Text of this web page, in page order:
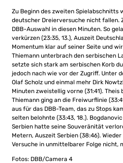
Zu Beginn des zweiten Spielabschnitts
deutscher Dreierversuche nicht fallen.
DBB-Auswahl in diesen Minuten. So
verkürzen (23:35, 13.), Auszeit
Momentum klar auf seiner Seite und
Thiemann unterbrach den serbischen
setzte sich stark am serbischen Korb
jedoch nach wie vor der Zugriff. Unter
Olaf Scholz und einmal mehr Dirk
Minuten zweistellig vorne (31:41).
Thiemann ging an die Freiwurflinie
aus für das DBB-Team, das zu Stops
selten belohnte (33:43, 18.).
Serbien hatte seine Souveränität
Metern, Auszeit Serbien (38:46).
Versuche in unmittelbarer Folge nicht,
Fotos: DBB/Camera 4